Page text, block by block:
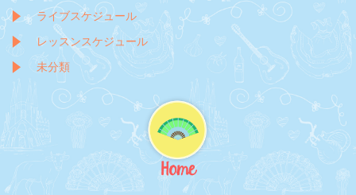
ライブスケジュール
レッスンスケジュール
未分類